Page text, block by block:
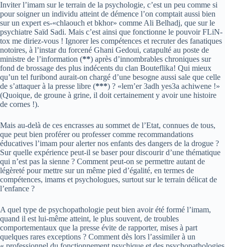
Inviter l’imam sur le terrain de la psychologie, c’est un peu comme si
pour soigner un individu atteint de démence l’on comptait aussi bien
sur un expert es-«chlaouch et bkhor» comme Ali Belhadj, que sur le
psychiatre Saïd Sadi. Mais c’est ainsi que fonctionne le pouvoir FLiN-
tox me diriez-vous ! Ignorer les compétences et recruter des fanatiques
notoires, à l’instar du forcené Ghani Gedoui, catapulté au poste de
ministre de l’information (**) après d’innombrables chroniques sur
fond de brossage des plus indécents du clan Bouteflika! Qui mieux
qu’un tel furibond aurait-on chargé d’une besogne aussi sale que celle
de s’attaquer à la presse libre (***) ? «lem’er 3adh yes3a achiwene !»
(Quoique, de groune à grine, il doit certainement y avoir une histoire
de cornes !).
Mais au-delà de ces encrasses au sommet de l’Etat, connues de tous,
que peut bien proférer ou professer comme recommandations
éducatives l’imam pour alerter nos enfants des dangers de la drogue ?
Sur quelle expérience peut-il se baser pour discourir d’une thématique
qui n’est pas la sienne ? Comment peut-on se permettre autant de
légèreté pour mettre sur un même pied d’égalité, en termes de
compétences, imams et psychologues, surtout sur le terrain délicat de
l’enfance ?
A quel type de psychopathologie peut bien avoir été formé l’imam,
quand il est lui-même atteint, le plus souvent, de troubles
comportementaux que la presse évite de rapporter, mises à part
quelques rares exceptions ? Comment dès lors l’assimiler à un